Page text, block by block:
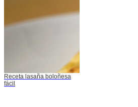
Receta lasaña boloñesa
fácil